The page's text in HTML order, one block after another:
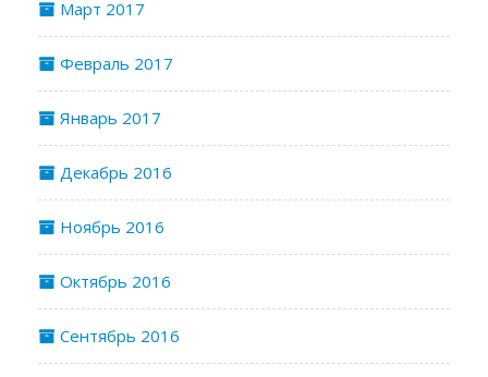
Март 2017
Февраль 2017
Январь 2017
Декабрь 2016
Ноябрь 2016
Октябрь 2016
Сентябрь 2016